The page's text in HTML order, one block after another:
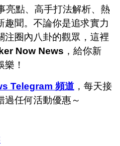
亮點、高手打法解析、熱
趣聞。不論你是追求實力
注圈內八卦的觀眾，這裡
Now News ，給你新
！
Telegram 頻道 ，每天接
過任何活動優惠～